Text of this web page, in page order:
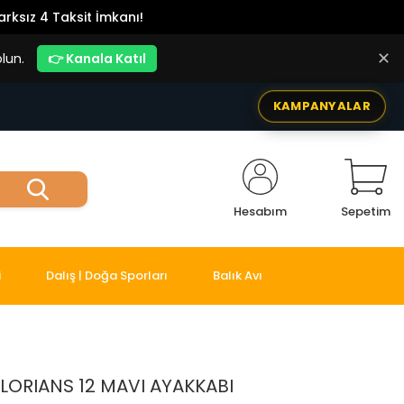
4 Taksit İmkanı!
👉 Kanala Katıl ✕
KAMPANYALAR
Hesabım Sepetim
Dalış | Doğa Sporları Balık Avı
12 MAVI AYAKKABI